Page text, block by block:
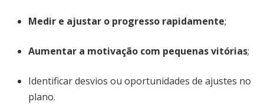
Medir e ajustar o progresso rapidamente;
Aumentar a motivação com pequenas vitórias;
Identificar desvios ou oportunidades de ajustes no
plano.